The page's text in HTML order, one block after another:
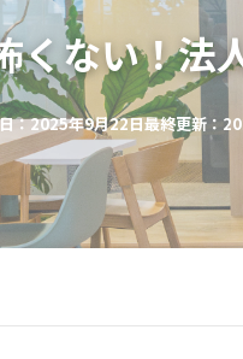
くない！法
：2025年9月22日最終更新：